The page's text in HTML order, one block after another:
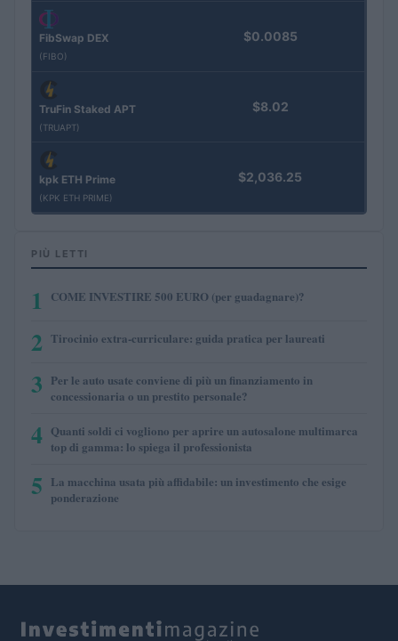
FibSwap DEX
(FIBO)
$0.0085
TruFin Staked APT
(TRUAPT)
$8.02
kpk ETH Prime
(KPK ETH PRIME)
$2,036.25
PIÙ LETTI
1 COME INVESTIRE 500 EURO (per guadagnare)?
2 Tirocinio extra-curriculare: guida pratica per laureati
3 Per le auto usate conviene di più un finanziamento in
concessionaria o un prestito personale?
4 Quanti soldi ci vogliono per aprire un autosalone multimarca
top di gamma: lo spiega il professionista
5 La macchina usata più affidabile: un investimento che esige
ponderazione